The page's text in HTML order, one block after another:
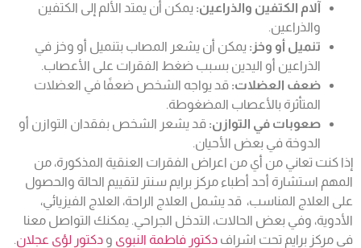
آلام الكتفين والذراعين: يمكن أن يمتد الألم إلى الكتفين
والذراعين.
تنميل أو وخز: يمكن أن يشعر المصاب بتنميل أو وخز في
الذراعين أو اليدين بسبب ضغط الفقرات على الأعصاب.
ضعف العضلات: قد يواجه الشخص ضعفًا في العضلات
المتأثرة بالأعصاب المضغوطة.
صعوبات في التوازن: قد يشعر الشخص بفقدان التوازن أو
الدوخة في بعض الأحيان.
إذا كنت تعاني من أي من اعراض الفقرات العنقية المذكورة، من
المهم استشارة أحد أطباء مركز برايم سنتر لتقييم الحالة والحصول
على العلاج المناسب، قد يشمل العلاج الراحة، العلاج الفيزيائي،
الأدوية، وفي بعض الحالات، التدخل الجراحي. يمكنك التواصل معنا
في مركز برايم تحت اشراف دكتور فاطمة النبوي و دكتور لؤي عجلان.